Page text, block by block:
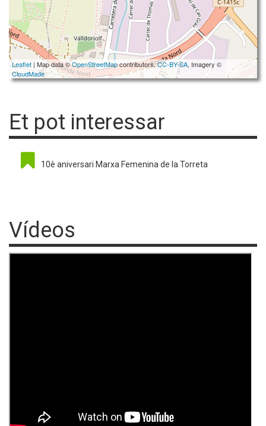
Leaflet | Map data ©OpenStreetMapcontributors,CC-BY-SA, Imagery ©
CloudMade
Et pot interessar
10è aniversari Marxa Femenina de la Torreta
Vídeos